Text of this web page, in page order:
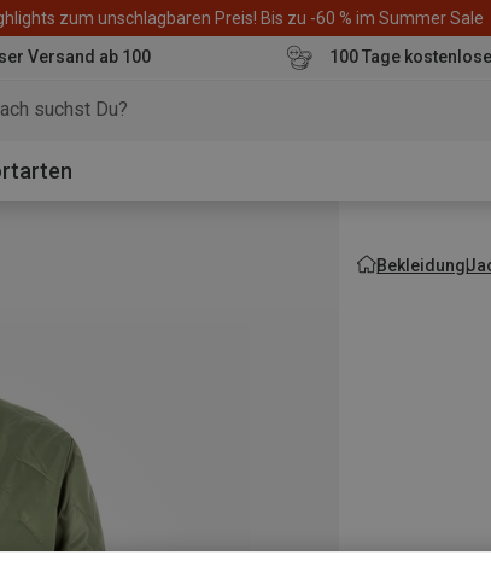
zum unschlagbaren Preis! Bis zu -60 % im Summer Sale
Versand ab 100
100 Tage
Bekleidung